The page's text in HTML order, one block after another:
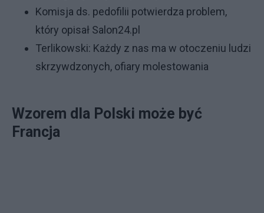
Komisja ds. pedofilii potwierdza problem,
który opisał Salon24.pl
Terlikowski: Każdy z nas ma w otoczeniu ludzi
skrzywdzonych, ofiary molestowania
Wzorem dla Polski może być
Francja